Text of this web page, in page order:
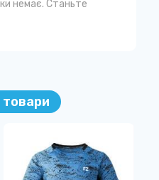
немає. Станьте